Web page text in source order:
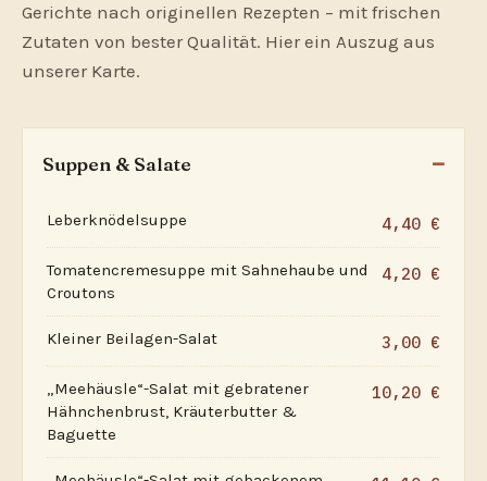
Gerichte nach originellen Rezepten – mit frischen
Zutaten von bester Qualität. Hier ein Auszug aus
unserer Karte.
Suppen & Salate
Leberknödelsuppe 4,40 €
Tomatencremesuppe mit Sahnehaube und
Croutons
4,20 €
Kleiner Beilagen-Salat 3,00 €
„Meehäusle“-Salat mit gebratener
Hähnchenbrust, Kräuterbutter &
Baguette
10,20 €